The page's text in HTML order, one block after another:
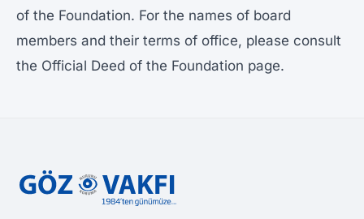
of the Foundation. For the names of board
members and their terms of office, please consult
the Official Deed of the Foundation page.